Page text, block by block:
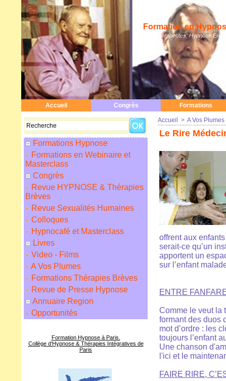
Formation en
Hypnothérapeutes: Hypnose
Accueil Congrès Formations
Formations Hypnose
Formations en Webinaire et
Masterclass
Congrès
Revue HYPNOSE & Thérapies
Brèves
Revue Sexualités Humaines
Colloques
Hypnocafé et Masterclass
Livres
Video - Films
A Vos Plumes
Formations Thérapies Brèves
Revue de Presse Hypnose
Annuaire Region
Opportunités
Formation Hypnose à Paris.
Collège d'Hypnose & Thérapies Intégratives de
Paris
Accueil > A Vos Plumes
Le Rire
offrent aux
serait-ce qu’un
apportent un
sur l’enfant
ENTRE
Comme le veut la
formant des duos
mot d’ordre : les
toujours l’enfant
Une chanson
l'ici et le
FAIRE RIRE,